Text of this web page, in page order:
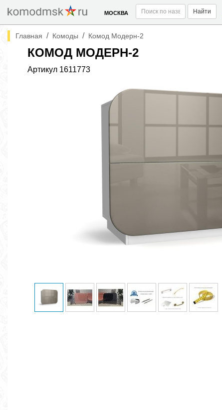
МОСКВА Найти
Главная / Комоды / Комод Модерн-2
КОМОД МОДЕРН-2
Артикул 1611773